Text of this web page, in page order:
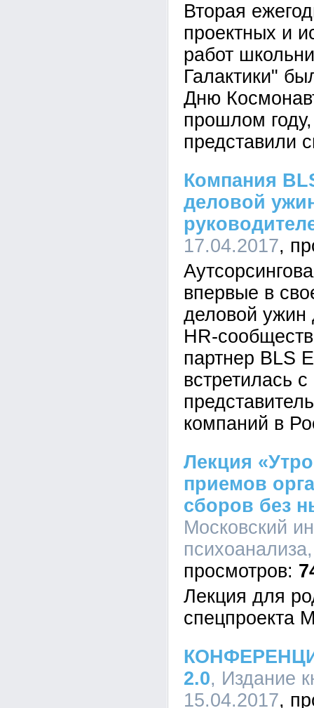
Вторая
проектных и
работ
Галактики"
Дню
прошлом
представили
Компания
деловой
17.04.2017
впервые в
деловой ужин
HR-
партнер BLS
встретилась
компаний в
Лекция
приемов
сборов без
Московский
Лекция для
спецпроекта
2.0, Издание
15.04.2017